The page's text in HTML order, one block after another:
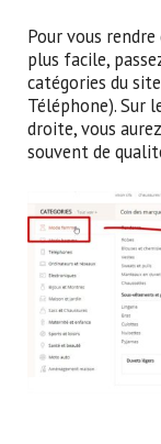
Pour vous
plus facile,
catégories du
Téléphone). Sur
droite, vous
souvent de